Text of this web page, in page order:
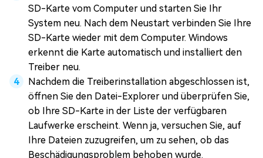
SD-Karte vom Computer und starten Sie Ihr
System neu. Nach dem Neustart verbinden Sie Ihre
SD-Karte wieder mit dem Computer. Windows
erkennt die Karte automatisch und installiert den
Treiber neu.
Nachdem die Treiberinstallation abgeschlossen ist,
öffnen Sie den Datei-Explorer und überprüfen Sie,
ob Ihre SD-Karte in der Liste der verfügbaren
Laufwerke erscheint. Wenn ja, versuchen Sie, auf
Ihre Dateien zuzugreifen, um zu sehen, ob das
Beschädigungsproblem behoben wurde.